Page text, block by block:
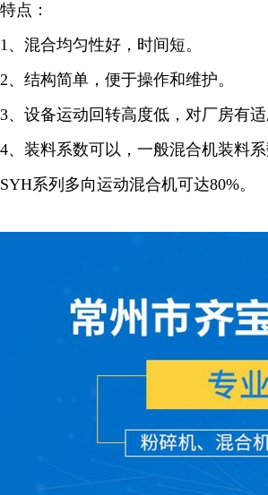
特点：
1、混合均匀性好，时间短。
2、结构简单，便于操作和维护。
3、设备运动回转高度低，对厂房有适
4、装料系数可以，一般混合机装料系
SYH系列多向运动混合机可达80%。